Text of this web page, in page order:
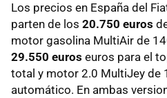
Los precios en España del
parten de los 20.750 euros
motor gasolina MultiAir de
29.550 euros euros para el
total y motor 2.0 MultiJey de
automático. En ambas